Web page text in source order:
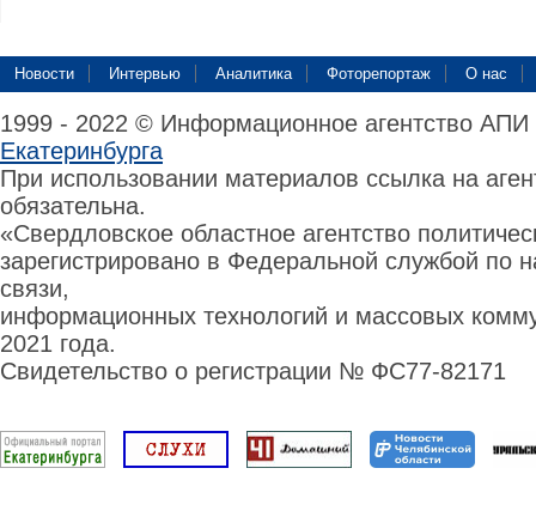
Новости Интервью Аналитика Фоторепортаж О нас
1999 - 2022 © Информационное агентство
Екатеринбурга
При использовании материалов ссылка на
обязательна.
«Свердловское областное агентство
зарегистрировано в Федеральной службой по
связи,
информационных технологий и массовых
2021 года.
Свидетельство о регистрации № ФС77-82171